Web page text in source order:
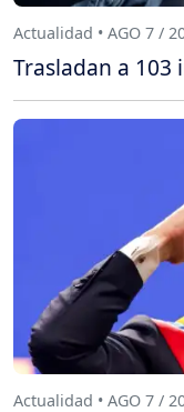
Actualidad • AGO 7 /
Trasladan a
Actualidad • AGO 7 /